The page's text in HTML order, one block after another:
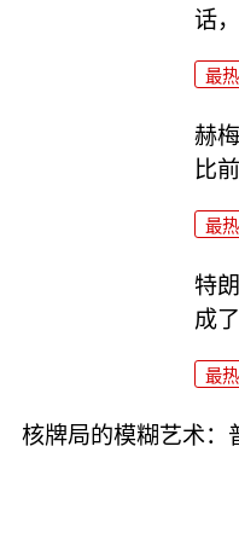
话
最热
赫
比
最热
特
成
最热
核牌局的模糊艺术：